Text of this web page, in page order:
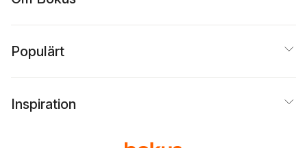
Populärt
Inspiration